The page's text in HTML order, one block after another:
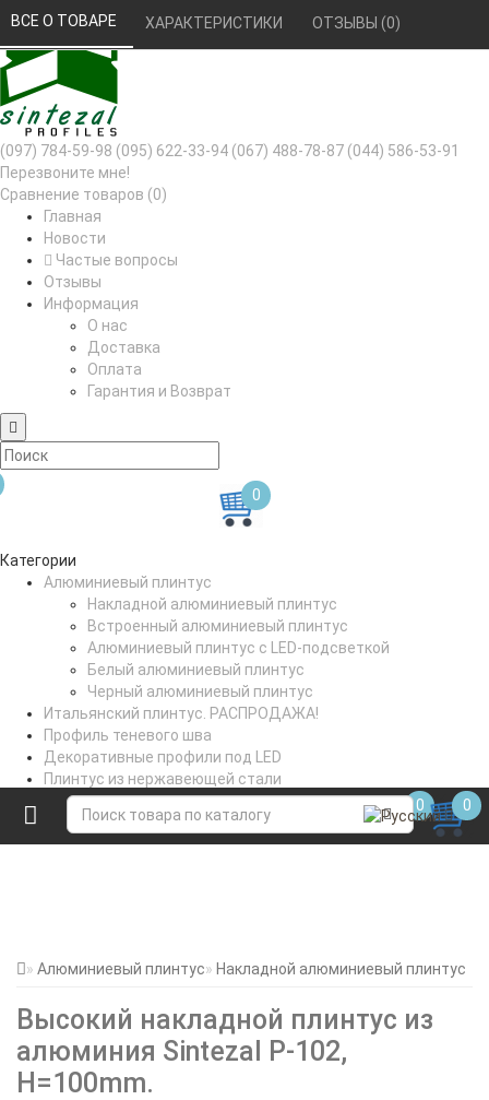
РУС УКР
(097) 784-59-98 (095) 622-33-94 (067) 488-78-87 (044) 586-53-91
Перезвоните мне!
Сравнение товаров (0)
Главная
Новости
Частые вопросы
Отзывы
Информация
О нас
Доставка
Оплата
Гарантия и Возврат
0
Категории
Алюминиевый плинтус
Накладной алюминиевый плинтус
Встроенный алюминиевый плинтус
Алюминиевый плинтус с LED-подсветкой
Белый алюминиевый плинтус
Черный алюминиевый плинтус
Итальянский плинтус. РАСПРОДАЖА!
Профиль теневого шва
Декоративные профили под LED
Плинтус из нержавеющей стали
Профили для стен и пола
Коптильное вешало
0 0
Алюминиевый плинтус Накладной алюминиевый плинтус
Высокий накладной плинтус из
алюминия Sintezal P-102,
H=100mm.
ВСЕ О ТОВАРЕ ХАРАКТЕРИСТИКИ ОТЗЫВЫ (0)